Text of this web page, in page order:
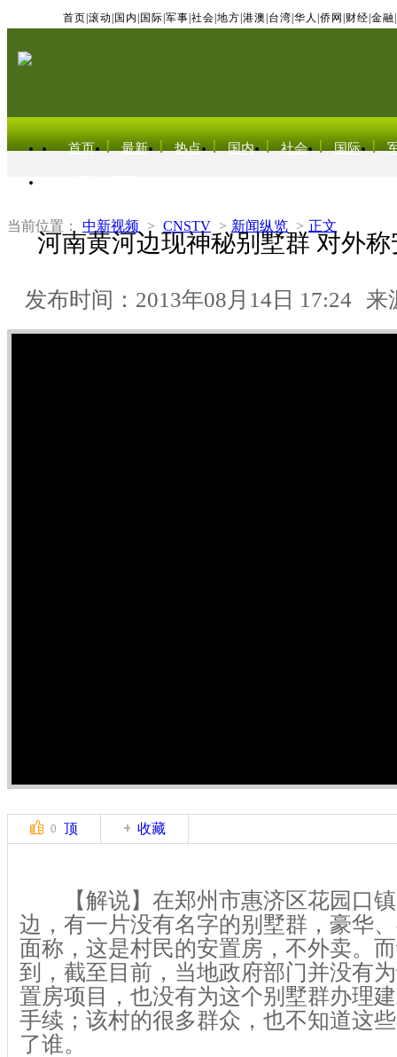
首页 滚动 国内 国际 军事 社会 地方 港澳 台湾 华人 侨网 财经 金融
首页 最新 热点 国内 社会 国际
当前位置： 中新视频 > CNSTV > 新闻纵览 > 正文
河南黄河边现神秘别墅群 对外
发布时间：2013年08月14日 17:24 来
0 顶 收藏
【解说】在郑州市惠济区花园口镇
边，有一片没有名字的别墅群，豪华
面称，这是村民的安置房，不外卖。
到，截至目前，当地政府部门并没有
置房项目，也没有为这个别墅群办理
手续；该村的很多群众，也不知道这
了谁。